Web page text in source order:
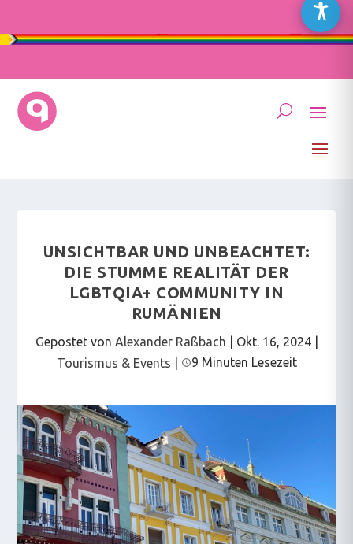
UNSICHTBAR UND UNBEACHTET:
DIE STUMME REALITÄT DER
LGBTQIA+ COMMUNITY IN
RUMÄNIEN
Gepostet von Alexander Raßbach Okt. 16, 2024|
Tourismus & Events
9 Minuten Lesezeit